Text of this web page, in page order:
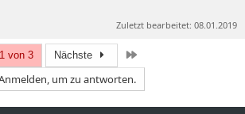
Zuletzt bearbeitet: 08.01.2019
1 von 3 Nächste
um zu antworten.